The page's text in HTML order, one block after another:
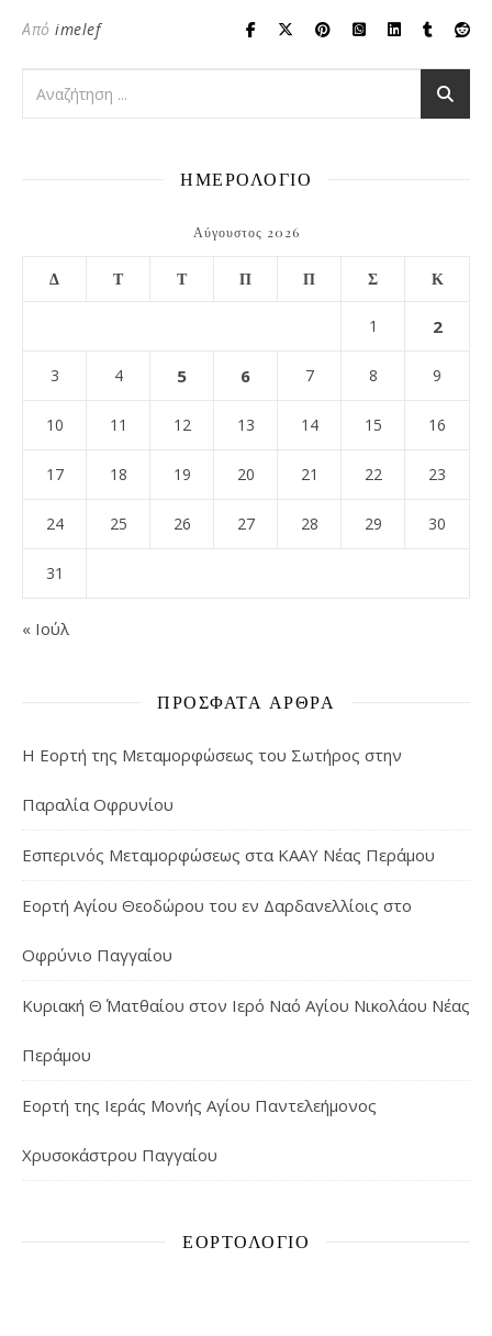
Από imelef
ΗΜΕΡΟΛΟΓΙΟ
Αύγουστος 2026
Δ Τ Τ Π Π Σ Κ
1 2
3 4 5 6 7 8 9
10 11 12 13 14 15 16
17 18 19 20 21 22 23
24 25 26 27 28 29 30
31
« Ιούλ
ΠΡΌΣΦΑΤΑ ΆΡΘΡΑ
Η Εορτή της Μεταμορφώσεως του Σωτήρος στην
Παραλία Οφρυνίου
Εσπερινός Μεταμορφώσεως στα ΚΑΑΥ Νέας Περάμου
Εορτή Αγίου Θεοδώρου του εν Δαρδανελλίοις στο
Οφρύνιο Παγγαίου
Κυριακή Θ΄ Ματθαίου στον Ιερό Ναό Αγίου Νικολάου Νέας
Περάμου
Εορτή της Ιεράς Μονής Αγίου Παντελεήμονος
Χρυσοκάστρου Παγγαίου
ΕΟΡΤΟΛΌΓΙΟ